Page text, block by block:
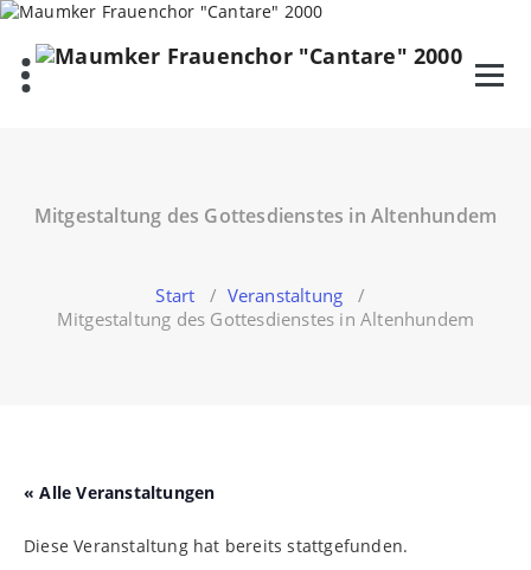
Zum
springen
Mitgestaltung des Gottesdienstes in Altenhundem
Start / Veranstaltung /
Mitgestaltung des Gottesdienstes in Altenhundem
« Alle Veranstaltungen
Diese Veranstaltung hat bereits stattgefunden.